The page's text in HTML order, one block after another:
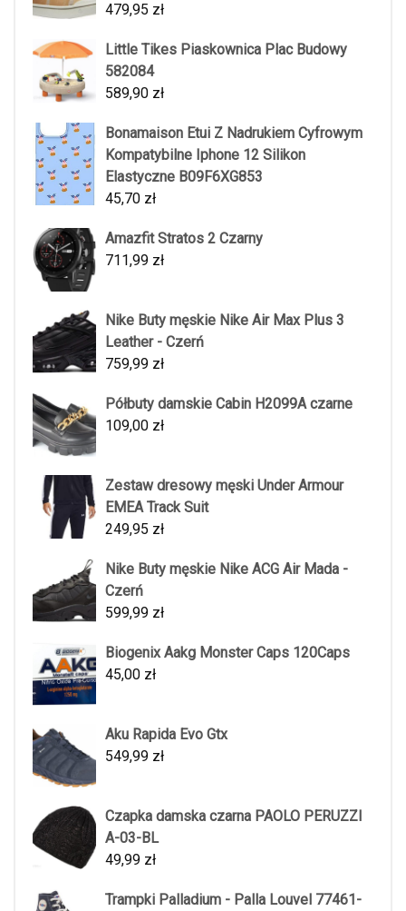
479,95 zł
Little Tikes Piaskownica Plac Budowy
582084
589,90 zł
Bonamaison Etui Z Nadrukiem Cyfrowym
Kompatybilne Iphone 12 Silikon
Elastyczne B09F6XG853
45,70 zł
Amazfit Stratos 2 Czarny
711,99 zł
Nike Buty męskie Nike Air Max Plus 3
Leather - Czerń
759,99 zł
Półbuty damskie Cabin H2099A czarne
109,00 zł
Zestaw dresowy męski Under Armour
EMEA Track Suit
249,95 zł
Nike Buty męskie Nike ACG Air Mada -
Czerń
599,99 zł
Biogenix Aakg Monster Caps 120Caps
45,00 zł
Aku Rapida Evo Gtx
549,99 zł
Czapka damska czarna PAOLO PERUZZI
A-03-BL
49,99 zł
Trampki Palladium - Palla Louvel 77461-